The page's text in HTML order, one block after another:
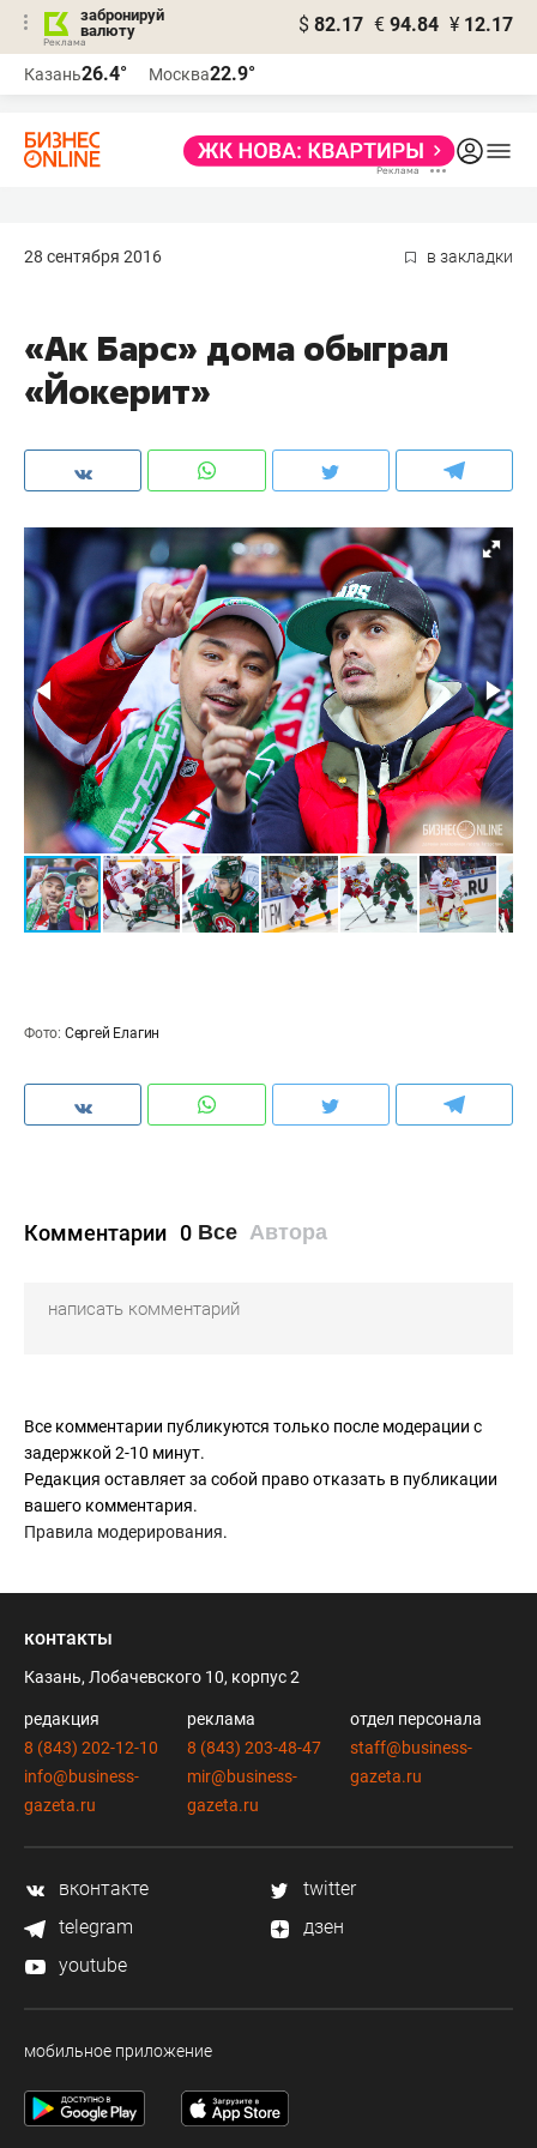
забронируй
валюту
$ 82.17 € 94.84 ¥ 12.17
Казань26.4° Москва22.9°
28 сентября 2016 в закладки
«Ак Барс» дома обыграл
«Йокерит»
Фото: Сергей Елагин
Комментарии 0 Все Автора
Все комментарии публикуются только после модерации с
задержкой 2-10 минут.
Редакция оставляет за собой право отказать в публикации
вашего комментария.
Правила модерирования.
контакты
Казань, Лобачевского 10, корпус 2
редакция
8 (843) 202-12-10
info@business-
gazeta.ru
реклама
8 (843) 203-48-47
mir@business-
gazeta.ru
отдел персонала
staff@business-
gazeta.ru
вконтакте
twitter
telegram
дзен
youtube
мобильное приложение